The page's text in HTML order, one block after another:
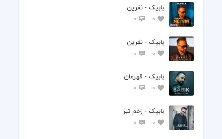
بابیک - نفرین
0
0
بابیک - نفرین
0
0
بابیک - قهرمان
0
0
بابیک - زخم تبر
0
0